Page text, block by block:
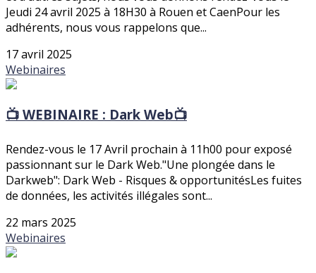
Jeudi 24 avril 2025 à 18H30 à Rouen et CaenPour les
adhérents, nous vous rappelons que...
17 avril 2025
Webinaires
📺 WEBINAIRE : Dark Web📺
Rendez-vous le 17 Avril prochain à 11h00 pour exposé
passionnant sur le Dark Web."Une plongée dans le
Darkweb": Dark Web - Risques & opportunitésLes fuites
de données, les activités illégales sont...
22 mars 2025
Webinaires